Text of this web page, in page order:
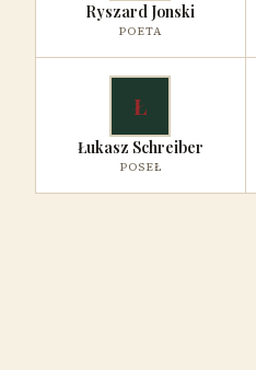
Ryszard Jonski
POETA
Ł
Łukasz Schreiber
POSEŁ